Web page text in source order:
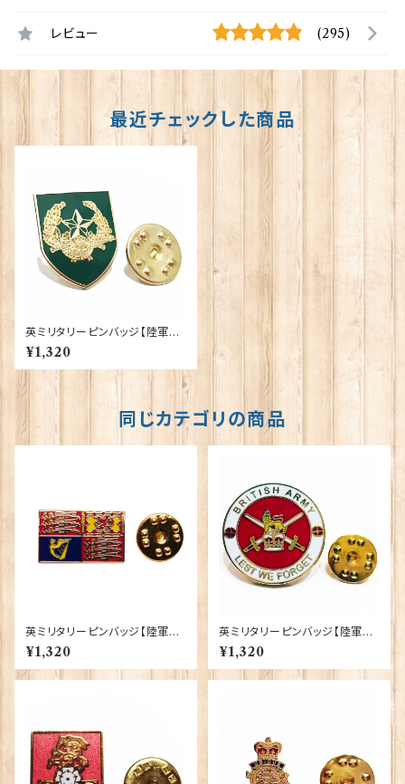
レビュー (295)
最近チェックした商品
英ミリタリーピンバッジ【陸軍=S
hield Cameronians】Traditi
on 90043-M059
¥1,320
同じカテゴリの商品
英ミリタリーピンバッジ【陸軍=R
oyal Cypher Standard Fla
¥1,320
英ミリタリーピンバッジ【陸軍=B
ritish Army】Tradition 9004
3-M099
¥1,320